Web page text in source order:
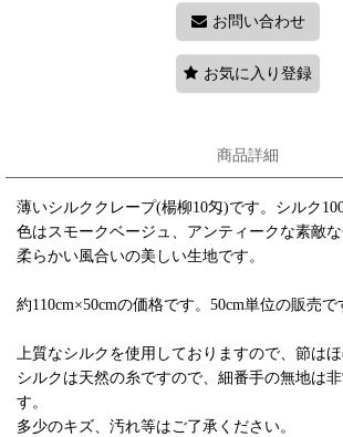
お問い合わせ
お気に入り登録
商品詳細
薄いシルククレープ(楊柳10匁)です。シルク
色はスモークベージュ、アンティークな素敵
柔らかい風合いの美しい生地です。
約110cm×50cmの価格です。50cm単位の販売で
上質なシルクを使用しておりますので、節はほ
シルクは天然の糸ですので、細番手の無地は
す。
多少のキズ、汚れ等はご了承ください。